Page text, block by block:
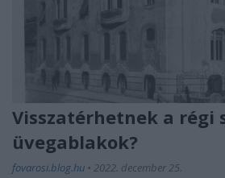
Visszatérhetnek a régi
üvegablakok?
fovarosi.blog.hu • 2022. december 25.